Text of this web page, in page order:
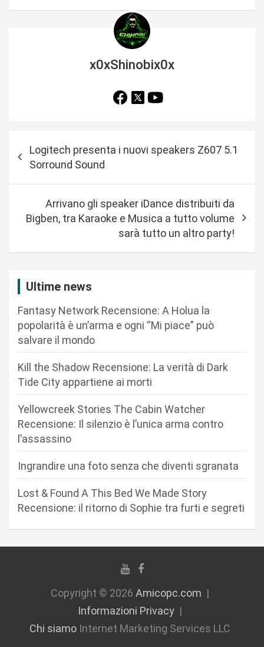
x0xShinobix0x
z
Logitech presenta i nuovi speakers Z607 5.1
Sorround Sound
Arrivano gli speaker iDance distribuiti da
Bigben, tra Karaoke e Musica a tutto volume
sarà tutto un altro party!
Ultime news
Fantasy Network Recensione: A Holua la
popolarità è un’arma e ogni “Mi piace” può
salvare il mondo
Kill the Shadow Recensione: La verità di Dark
Tide City appartiene ai morti
Yellowcreek Stories The Cabin Watcher
Recensione: Il silenzio è l’unica arma contro
l’assassino
Ingrandire una foto senza che diventi sgranata
Lost & Found A This Bed We Made Story
Recensione: il ritorno di Sophie tra furti e segreti
Copyright © 2026 Amicopc.com
Informazioni Privacy
Chi siamoInternet Marketing Services LLC